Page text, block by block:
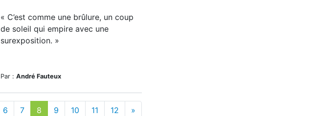
« C’est comme une brûlure, un coup
de soleil qui empire avec une
surexposition. »
Par : André Fauteux
6 7 8 9 10 11 12 »